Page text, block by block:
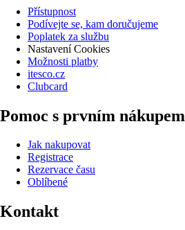
Přístupnost
Podívejte se, kam doručujeme
Poplatek za službu
Nastavení Cookies
Možnosti platby
itesco.cz
Clubcard
Pomoc s prvním nákupem
Jak nakupovat
Registrace
Rezervace času
Oblíbené
Kontakt